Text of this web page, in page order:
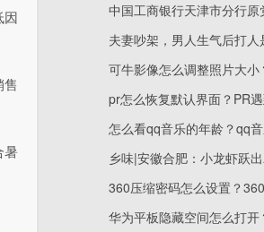
因
暑